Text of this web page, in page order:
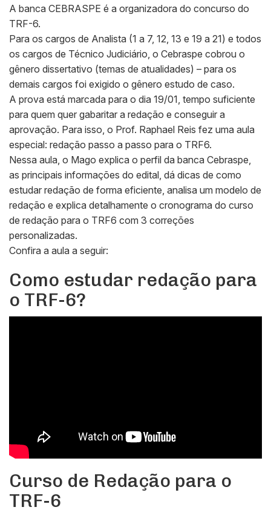
A banca CEBRASPE é a organizadora do concurso do
TRF-6.
Para os cargos de Analista (1 a 7, 12, 13 e 19 a 21) e todos
os cargos de Técnico Judiciário, o Cebraspe cobrou o
gênero dissertativo (temas de atualidades) – para os
demais cargos foi exigido o gênero estudo de caso.
A prova está marcada para o dia 19/01, tempo suficiente
para quem quer gabaritar a redação e conseguir a
aprovação. Para isso, o Prof. Raphael Reis fez uma aula
especial: redação passo a passo para o TRF6.
Nessa aula, o Mago explica o perfil da banca Cebraspe,
as principais informações do edital, dá dicas de como
estudar redação de forma eficiente, analisa um modelo de
redação e explica detalhamente o cronograma do curso
de redação para o TRF6 com 3 correções
personalizadas.
Confira a aula a seguir:
Como estudar redação para
o TRF-6?
Curso de Redação para o
TRF-6